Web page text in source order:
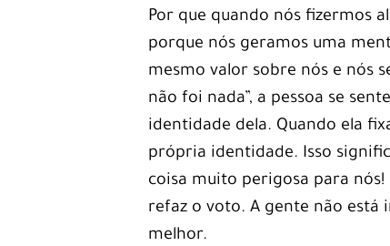
Por que quando nós fizermos
porque nós geramos uma
mesmo valor sobre nós e nós
não foi nada”, a pessoa se
identidade dela. Quando ela
própria identidade. Isso
coisa muito perigosa para nós!
refaz o voto. A gente não está
melhor.